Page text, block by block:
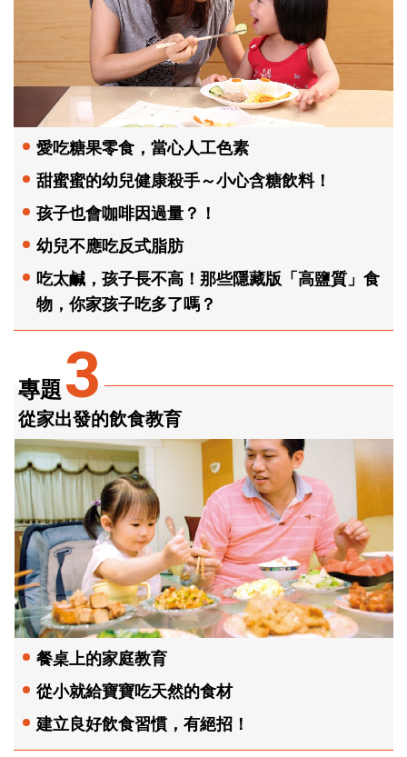
專題3
從家出發的飲食教育
餐桌上的家庭教育
從小就給寶寶吃天然的食材
建立良好飲食習慣，有絕招！
愛吃糖果零食，當心人工色素
甜蜜蜜的幼兒健康殺手～小心含糖飲料！
孩子也會咖啡因過量？！
幼兒不應吃反式脂肪
吃太鹹，孩子長不高！那些隱藏版「高鹽質」食
物，你家孩子吃多了嗎？